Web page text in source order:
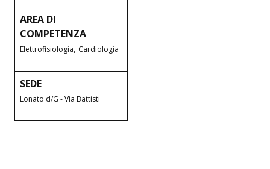
AREA DI
COMPETENZA
Elettrofisiologia, Cardiologia
SEDE
Lonato d/G - Via Battisti